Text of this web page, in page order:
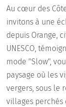
Au cœur des
invitons à une
depuis Orange,
UNESCO,
mode "Slow",
paysage où les
vergers, sous le
villages perchés